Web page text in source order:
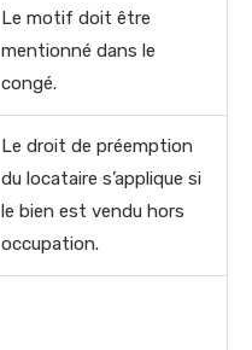
Le motif doit être
mentionné dans le
congé.
Le droit de préemption
du locataire s’applique si
le bien est vendu hors
occupation.